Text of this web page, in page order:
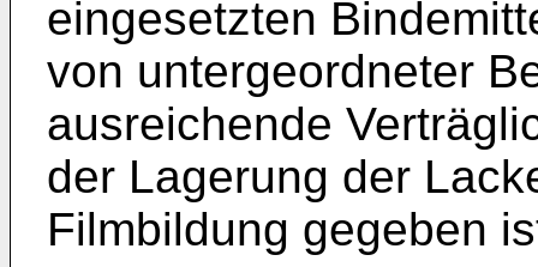
eingesetzten
von untergeordneter
ausreichende
der Lagerung der
Filmbildung gegeben